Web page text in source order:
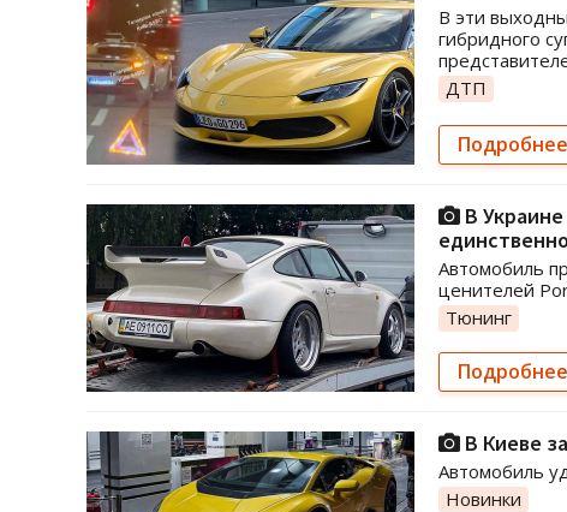
В эти
гибридного
ДТП
Подробнее
В
Автомобиль
ценителей
Тюнинг
Подробнее
В Киеве
Автомобиль
Новинки